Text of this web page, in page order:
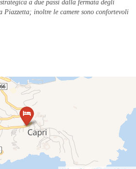
a due passi dalla fermata degli
Piazzetta; inoltre le camere sono confortevoli